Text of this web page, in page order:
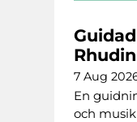
7 Aug
En
och